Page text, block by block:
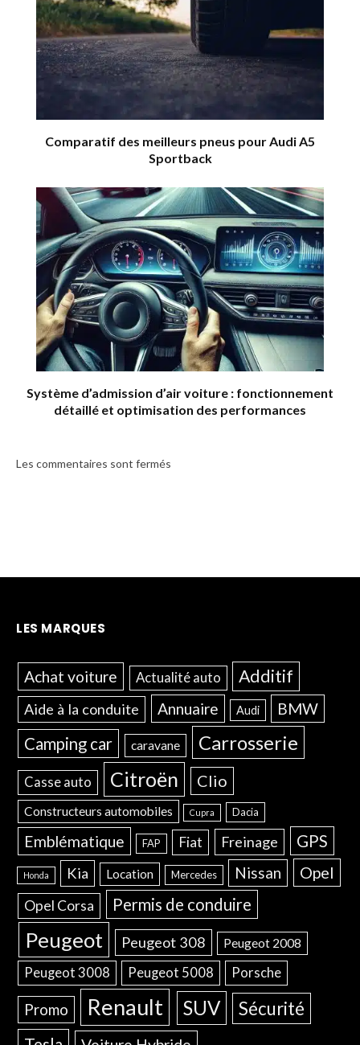
Comparatif des meilleurs pneus pour Audi A5
Sportback
Système d’admission d’air voiture : fonctionnement
détaillé et optimisation des performances
Les commentaires sont fermés
LES MARQUES
Achat voiture Actualité auto Additif
Aide à la conduite Annuaire Audi BMW
Camping car caravane Carrosserie
Casse auto Citroën Clio
Constructeurs automobiles Cupra Dacia
Emblématique FAP Fiat Freinage GPS
Honda Kia Location Mercedes Nissan Opel
Opel Corsa Permis de conduire
Peugeot Peugeot 308 Peugeot 2008
Peugeot 3008 Peugeot 5008 Porsche
Promo Renault SUV Sécurité